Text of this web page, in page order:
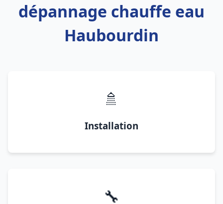
dépannage chauffe eau
Haubourdin
🚿
Installation
🔧